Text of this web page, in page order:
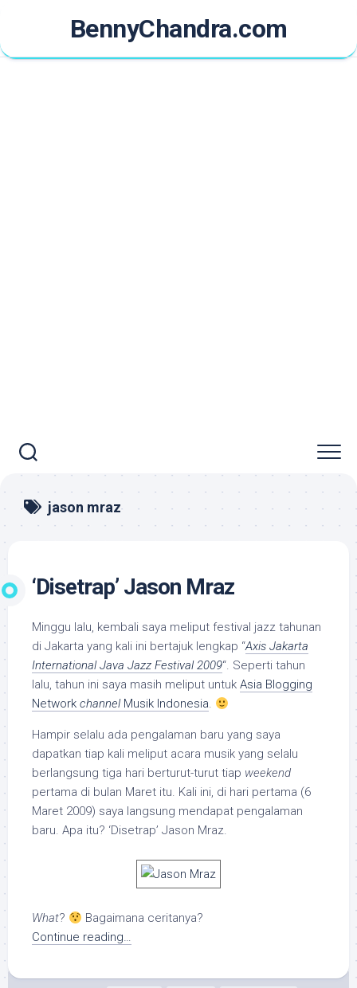
content
BennyChandra.com
jason mraz
‘Disetrap’ Jason Mraz
Minggu lalu, kembali saya meliput festival jazz tahunan
di Jakarta yang kali ini bertajuk lengkap “Axis Jakarta
International Java Jazz Festival 2009“. Seperti tahun
lalu, tahun ini saya masih meliput untuk Asia Blogging
Network channelMusik Indonesia.
Hampir selalu ada pengalaman baru yang saya
dapatkan tiap kali meliput acara musik yang selalu
berlangsung tiga hari berturut-turut tiap weekend
pertama di bulan Maret itu. Kali ini, di hari pertama (6
Maret 2009) saya langsung mendapat pengalaman
baru. Apa itu? ‘Disetrap’ Jason Mraz.
What?
Bagaimana ceritanya?
Continue reading…